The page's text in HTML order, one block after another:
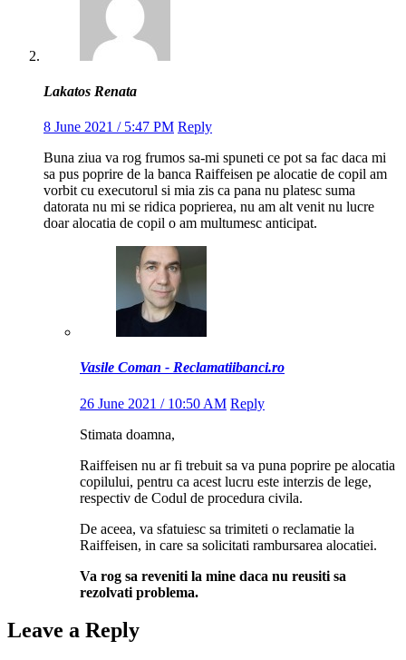
Lakatos Renata
8 June 2021 / 5:47 PM Reply
Buna ziua va rog frumos sa-mi spuneti ce pot sa fac daca mi
sa pus poprire de la banca Raiffeisen pe alocatie de copil am
vorbit cu executorul si mia zis ca pana nu platesc suma
datorata nu mi se ridica poprierea, nu am alt venit nu lucre
doar alocatia de copil o am multumesc anticipat.
Vasile Coman - Reclamatiibanci.ro
26 June 2021 / 10:50 AM Reply
Stimata doamna,
Raiffeisen nu ar fi trebuit sa va puna poprire pe alocatia
copilului, pentru ca acest lucru este interzis de lege,
respectiv de Codul de procedura civila.
De aceea, va sfatuiesc sa trimiteti o reclamatie la
Raiffeisen, in care sa solicitati rambursarea alocatiei.
Va rog sa reveniti la mine daca nu reusiti sa
rezolvati problema.
Leave a Reply